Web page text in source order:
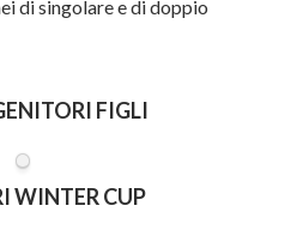
di singolare e di doppio
FIGLI
WINTER CUP